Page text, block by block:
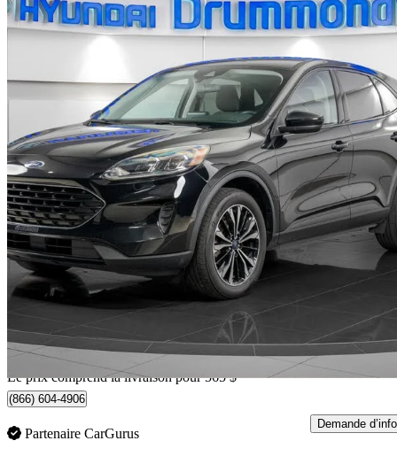
2022 Ford Escape Hybrid
SE AWD81 415 km
22 054 $ Bonne
387 $/mois env.
Livraison à domicile de Drummondville, QC
Le prix comprend la livraison pour 565 $
(866) 604-4906
Partenaire CarGurus
Demande d’info